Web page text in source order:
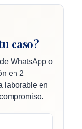
caso?
WhatsApp o
en 2
laborable en